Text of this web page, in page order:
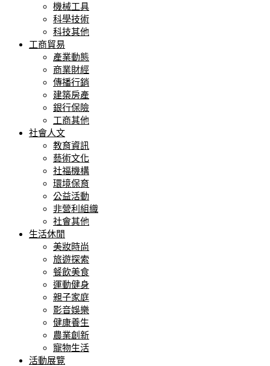
機械工具
科學技術
科技其他
工商貿易
產業動態
商業財經
傳播行銷
建築房產
銀行保險
工商其他
社會人文
教育資訊
藝術文化
社福機構
環境保育
公益活動
非營利組織
社會其他
生活休閒
美妝時尚
旅遊探索
餐飲美食
運動健身
親子家庭
影音娛樂
健康養生
農業創新
寵物生活
活動展覽